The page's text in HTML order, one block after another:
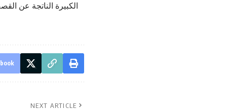
الكبيرة الناتجة عن
NEXT ARTICLE